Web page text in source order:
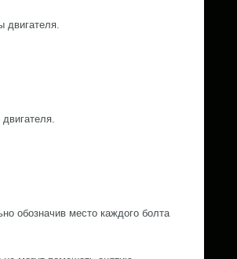
двигателя.
обозначив место каждого болта